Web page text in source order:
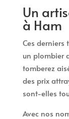
Un
à Ham
Ces derniers
un plombier
tomberez
des prix
sont-elles
Avec nos